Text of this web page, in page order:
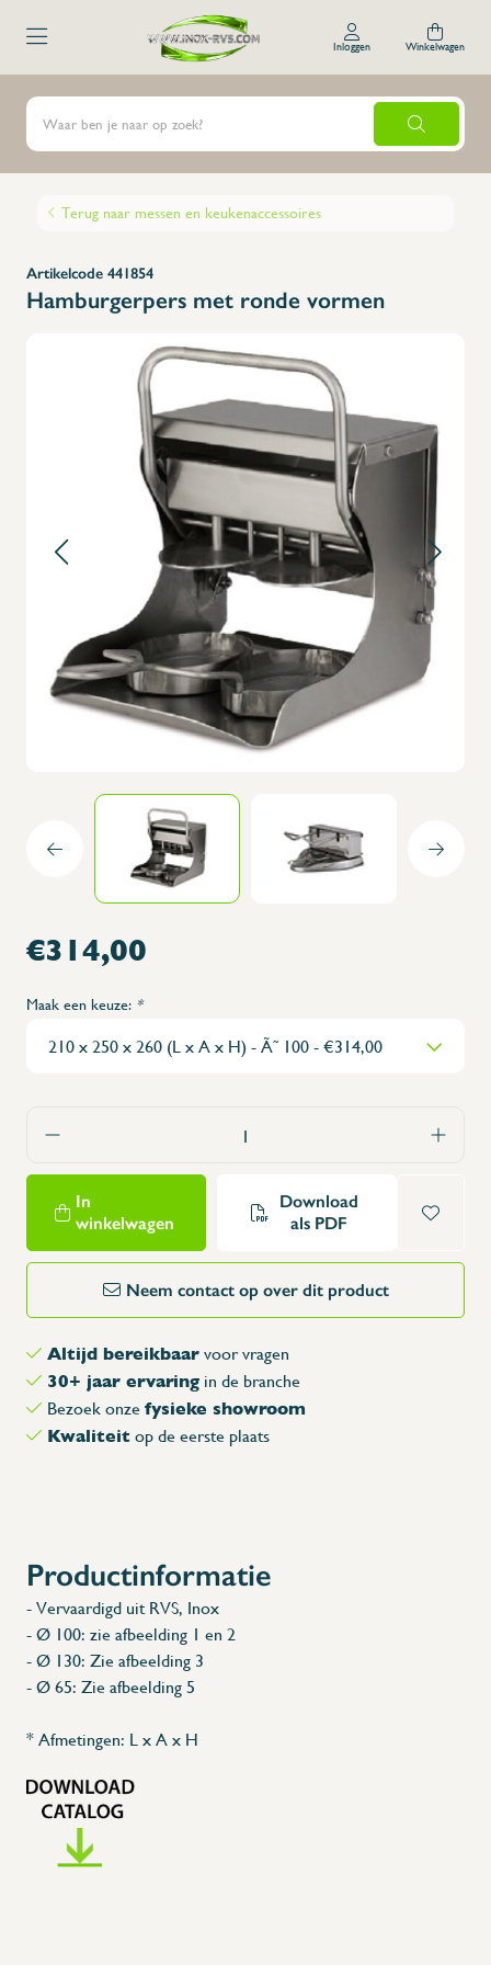
Inloggen Winkelwagen
Terug naar messen en keukenaccessoires
Artikelcode 441854
Hamburgerpers met ronde vormen
€314,00
Maak een keuze: *
In
winkelwagen
Download
als PDF
Neem contact op over dit product
Altijd bereikbaar voor vragen
30+ jaar ervaring in de branche
Bezoek onze fysieke showroom
Kwaliteit op de eerste plaats
Productinformatie
- Vervaardigd uit RVS, Inox
- Ø 100: zie afbeelding 1 en 2
- Ø 130: Zie afbeelding 3
- Ø 65: Zie afbeelding 5
* Afmetingen: L x A x H